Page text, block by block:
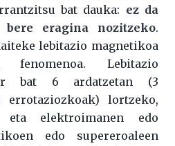
bat dauka: ez da
eragina nozitzeko.
lebitazio magnetikoa
fenomenoa. Lebitazio
bat 6 ardatzetan (3
errotaziozkoak) lortzeko,
elektroimanen edo
edo supereroaleen